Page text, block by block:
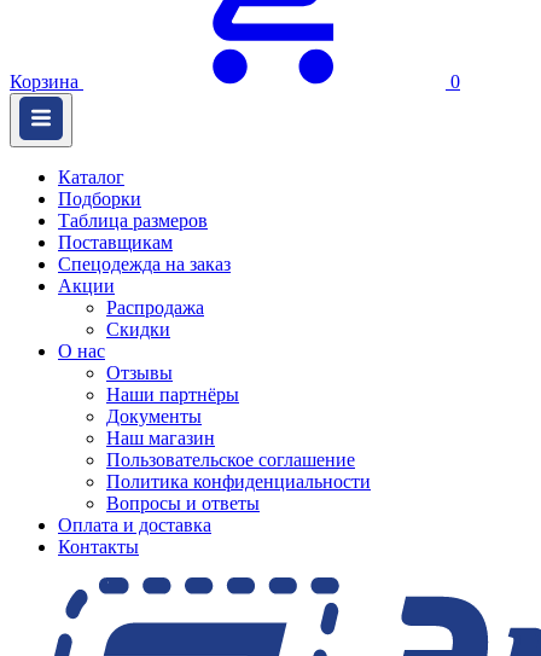
Корзина 0
Каталог
Подборки
Таблица размеров
Поставщикам
Спецодежда на заказ
Акции
Распродажа
Скидки
О нас
Отзывы
Наши партнёры
Документы
Наш магазин
Пользовательское соглашение
Политика конфиденциальности
Вопросы и ответы
Оплата и доставка
Контакты